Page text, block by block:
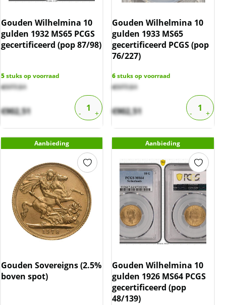
Gouden Wilhelmina 10
gulden 1932 MS65 PCGS
gecertificeerd (pop 87/98)
5stuks op voorraad
€977,51
€902,51
Gouden Wilhelmina 10
gulden 1933 MS65
gecertificeerd PCGS (pop
76/227)
6stuks op voorraad
€977,51
€902,51
Aanbieding
Gouden Sovereigns (2.5%
boven spot)
Aanbieding
Gouden Wilhelmina 10
gulden 1926 MS64 PCGS
gecertificeerd (pop
48/139)